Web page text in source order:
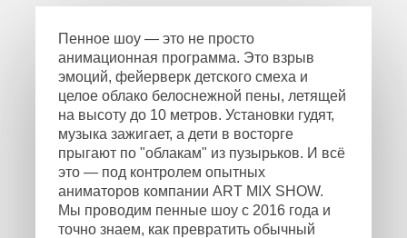
Пенное шоу — это не просто
анимационная программа. Это взрыв
эмоций, фейерверк детского смеха и
целое облако белоснежной пены, летящей
на высоту до 10 метров. Установки гудят,
музыка зажигает, а дети в восторге
прыгают по "облакам" из пузырьков. И всё
это — под контролем опытных
аниматоров компании ART MIX SHOW.
Мы проводим пенные шоу с 2016 года и
точно знаем, как превратить обычный